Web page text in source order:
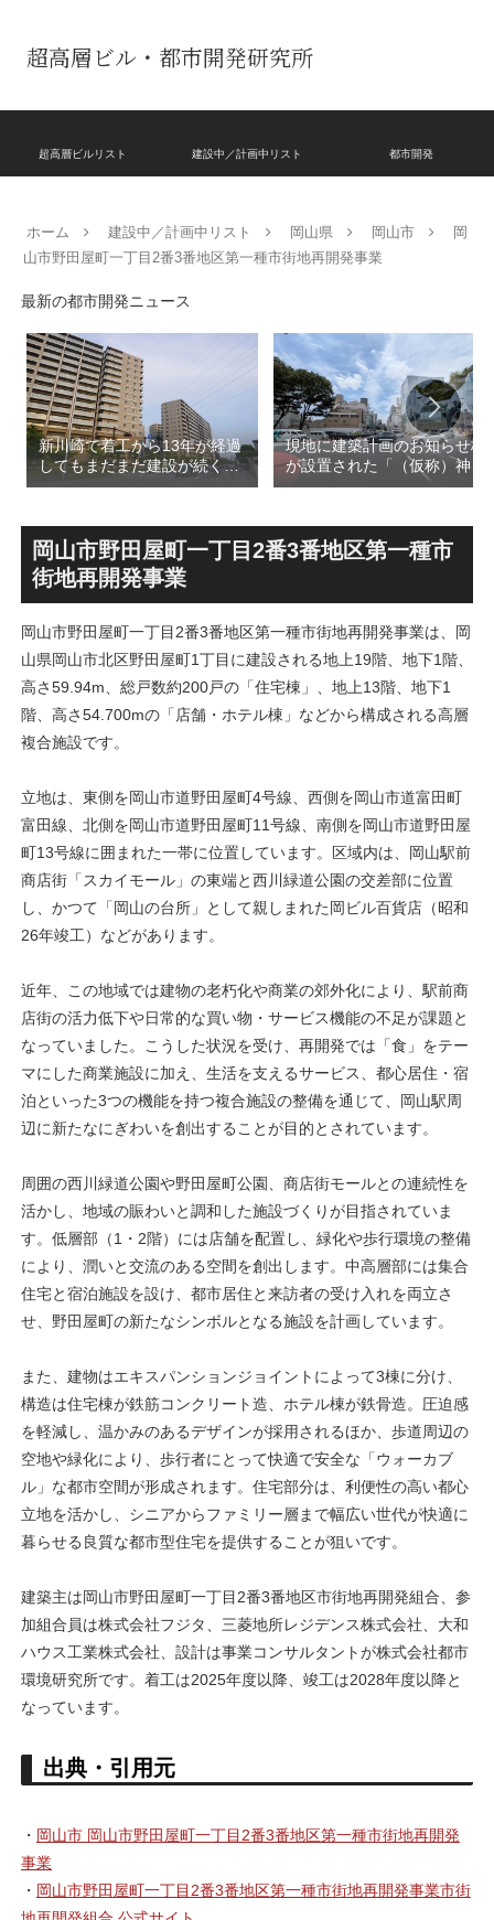
超高層ビル・都市開発研究所
超高層ビルリスト 建設中／計画中リスト 都市開発
ホーム 建設中／計画中リスト 岡山県 岡山市
岡
山市野田屋町一丁目2番3番地区第一種市街地再開発事業
最新の都市開発ニュース
新川崎で着工から13年が経過
してもまだまだ建設が続く
「クレストプライムレジデン
ンション街で「プロムナード
八番街」の建設が進む！！
現地に建築計画のお知らせ板
が設置された「（仮称）神宮
前六丁目八角館建替計
SANAA設計で神宮前交差点に
新たな商業施設誕生へ！！
岡山市野田屋町一丁目2番3番地区第一種市
街地再開発事業
岡山市野田屋町一丁目2番3番地区第一種市街地再開発事業は、岡
山県岡山市北区野田屋町1丁目に建設される地上19階、地下1階、
高さ59.94m、総戸数約200戸の「住宅棟」、地上13階、地下1
階、高さ54.700mの「店舗・ホテル棟」などから構成される高層
複合施設です。
立地は、東側を岡山市道野田屋町4号線、西側を岡山市道富田町
富田線、北側を岡山市道野田屋町11号線、南側を岡山市道野田屋
町13号線に囲まれた一帯に位置しています。区域内は、岡山駅前
商店街「スカイモール」の東端と西川緑道公園の交差部に位置
し、かつて「岡山の台所」として親しまれた岡ビル百貨店（昭和
26年竣工）などがあります。
近年、この地域では建物の老朽化や商業の郊外化により、駅前商
店街の活力低下や日常的な買い物・サービス機能の不足が課題と
なっていました。こうした状況を受け、再開発では「食」をテー
マにした商業施設に加え、生活を支えるサービス、都心居住・宿
泊といった3つの機能を持つ複合施設の整備を通じて、岡山駅周
辺に新たなにぎわいを創出することが目的とされています。
周囲の西川緑道公園や野田屋町公園、商店街モールとの連続性を
活かし、地域の賑わいと調和した施設づくりが目指されていま
す。低層部（1・2階）には店舗を配置し、緑化や歩行環境の整備
により、潤いと交流のある空間を創出します。中高層部には集合
住宅と宿泊施設を設け、都市居住と来訪者の受け入れを両立さ
せ、野田屋町の新たなシンボルとなる施設を計画しています。
また、建物はエキスパンションジョイントによって3棟に分け、
構造は住宅棟が鉄筋コンクリート造、ホテル棟が鉄骨造。圧迫感
を軽減し、温かみのあるデザインが採用されるほか、歩道周辺の
空地や緑化により、歩行者にとって快適で安全な「ウォーカブ
ル」な都市空間が形成されます。住宅部分は、利便性の高い都心
立地を活かし、シニアからファミリー層まで幅広い世代が快適に
暮らせる良質な都市型住宅を提供することが狙いです。
建築主は岡山市野田屋町一丁目2番3番地区市街地再開発組合、参
加組合員は株式会社フジタ、三菱地所レジデンス株式会社、大和
ハウス工業株式会社、設計は事業コンサルタントが株式会社都市
環境研究所です。着工は2025年度以降、竣工は2028年度以降と
なっています。
出典・引用元
・ 岡山市 岡山市野田屋町一丁目2番3番地区第一種市街地再開発
事業
・ 岡山市野田屋町一丁目2番3番地区第一種市街地再開発事業市街